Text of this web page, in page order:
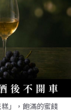
」，飽滿的蜜餞